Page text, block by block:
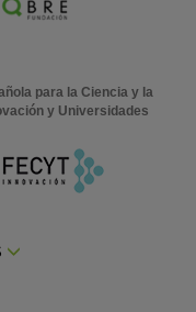
para la Ciencia y la
y Universidades